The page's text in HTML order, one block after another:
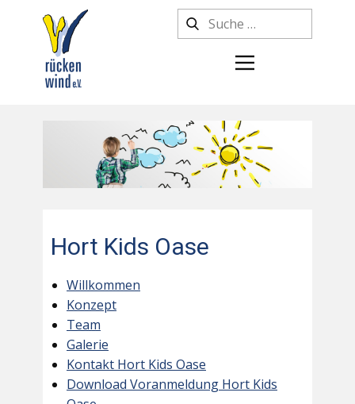
Hort Kids Oase
Willkommen
Konzept
Team
Galerie
Kontakt Hort Kids Oase
Download Voranmeldung Hort Kids